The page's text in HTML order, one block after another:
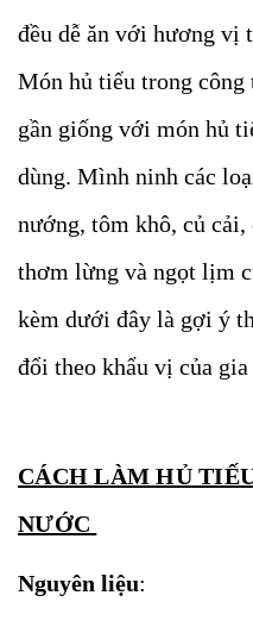
đều dễ ăn với hương vị
Món hủ tiếu trong
gần giống với món hủ
dùng. Mình ninh các
nướng, tôm khô, củ cải,
thơm lừng và ngọt lịm
kèm dưới đây là gợi ý
đổi theo khẩu vị của gia
CÁCH LÀM HỦ
NƯỚC
Nguyên liệu: